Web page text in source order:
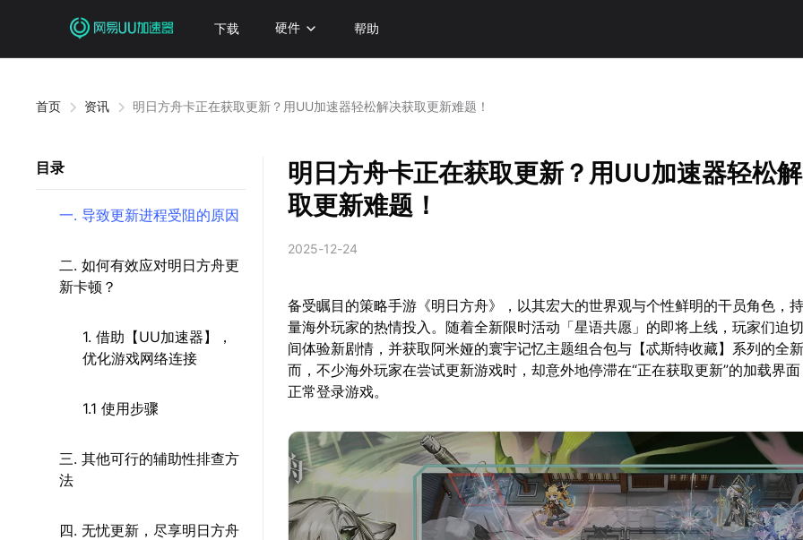
下载 硬件 帮助
首页 资讯 明日方舟卡正在获取更新？用UU加速器轻松解决获取更新难题！
目录
一. 导致更新进程受阻的原因
二. 如何有效应对明日方舟更
新卡顿？
1. 借助【UU加速器】，
优化游戏网络连接
1.1 使用步骤
三. 其他可行的辅助性排查方
法
四. 无忧更新，尽享明日方舟
明日方舟卡正在获取更新？用UU加速器轻松
取更新难题！
2025-12-24
备受瞩目的策略手游《明日方舟》，以其宏大的世界观与个性鲜明的干员角色，
量海外玩家的热情投入。随着全新限时活动「星语共愿」的即将上线，玩家们迫
间体验新剧情，并获取阿米娅的寰宇记忆主题组合包与【忒斯特收藏】系列的全
而，不少海外玩家在尝试更新游戏时，却意外地停滞在“正在获取更新”的加载界
正常登录游戏。